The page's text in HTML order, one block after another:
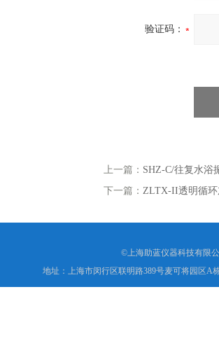
验证码：
上一篇： SHZ-C/往复水浴
下一篇： ZLTX-II透明循环
©上海助蓝仪器科技有限
地址：上海市闵行区联明路389号麦可将园区A